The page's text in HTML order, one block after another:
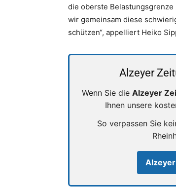
die oberste
wir gemeinsam diese
schützen“, appelliert Heiko
Alzeyer
Wenn Sie die Alzeyer
Ihnen unsere
So verpassen Sie